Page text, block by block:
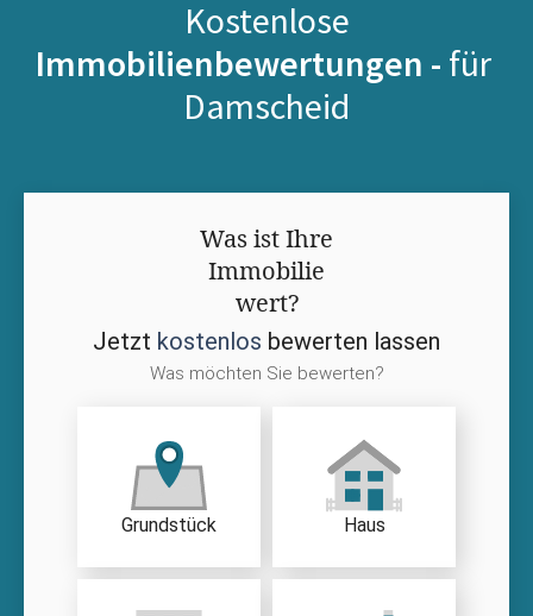
Kostenlose
Immobilienbewertungen - für
Damscheid
Was ist Ihre
Immobilie
wert?
Jetzt kostenlos bewerten lassen
Was möchten Sie bewerten?
Grundstück Haus